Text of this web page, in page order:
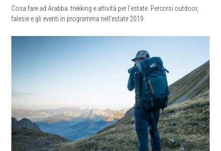
Cosa fare ad Arabba: trekking e attività per l’estate. Percorsi outdoor,
falesie e gli eventi in programma nell’estate 2019